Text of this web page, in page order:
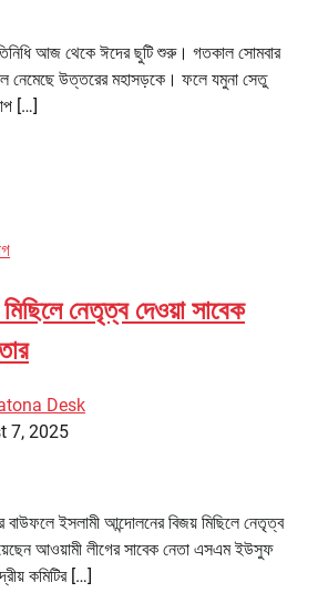
আজ থেকে ঈদের ছুটি শুরু। গতকাল সোমবার
নেমেছে উত্তরের মহাসড়কে। ফলে যমুনা সেতু
[…]
নেতৃত্ব দেওয়া সাবেক
Desk
7, 2025
বাউফলে ইসলামী আন্দোলনের বিজয় মিছিলে নেতৃত্ব
আওয়ামী লীগের সাবেক নেতা এসএম ইউসুফ
কমিটির […]